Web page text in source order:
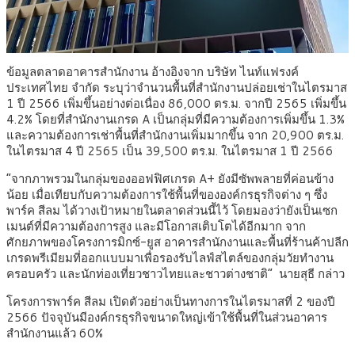
ข้อมูลตลาดอาคารสำนักงาน อ้างอิงจาก บริษัท ไนท์แฟรงค์
ประเทศไทย จำกัด ระบุว่าจำนวนพื้นที่สำนักงานปล่อยเช่าในไตรมาส
1 ปี 2566 เพิ่มขึ้นอย่างต่อเนื่อง 86,000 ตร.ม. จากปี 2565 เพิ่มขึ้น
4.2% โดยที่สำนักงานเกรด A เป็นกลุ่มที่มีความต้องการเพิ่มขึ้น 1.3%
และความต้องการเช่าพื้นที่สำนักงานเพิ่มมากขึ้น จาก 20,900 ตร.ม.
ในไตรมาส 4 ปี 2565 เป็น 39,500 ตร.ม. ในไตรมาส 1 ปี 2566
“จากภาพรวมในกลุ่มของออฟฟิศเกรด A+ ยังมีซัพพลายที่ค่อนข้าง
น้อย เมื่อเทียบกับความต้องการใช้พื้นที่ขององค์กรธุรกิจต่าง ๆ ซึ่ง
พาร์ค สีลม ได้วางเป้าหมายในตลาดส่วนนี้ไว้ โดยมองว่ายังเป็นเซก
เมนต์ที่มีความต้องการสูง และมีโอกาสเติบโตได้อีกมาก จาก
ศักยภาพของโครงการมิกซ์-ยูส อาคารสำนักงานและพื้นที่ร้านค้าปลีก
เกรดพรีเมียมที่ออกแบบมาเพื่อรองรับไลฟ์สไตล์ของกลุ่มวัยทำงาน
ครอบครัว และนักท่องเที่ยวชาวไทยและชาวต่างชาติ” นายสุธี กล่าว
โครงการพาร์ค สีลม เปิดตัวอย่างเป็นทางการในไตรมาสที่ 2 ของปี
2566 ปัจจุบันมีองค์กรธุรกิจขนาดใหญ่เข้าใช้พื้นที่ในส่วนอาคาร
สำนักงานแล้ว 60%